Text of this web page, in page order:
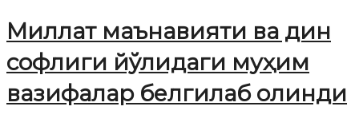
Миллат маънавияти ва дин
софлиги йўлидаги муҳим
вазифалар белгилаб олинди